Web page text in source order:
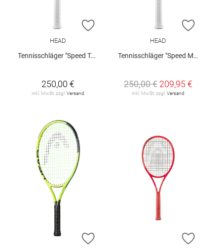
ZUR WUNSCHLISTE HINZUFÜGEN
HEAD
Tennisschläger "Speed Team 2026"
250,00 €
inkl. MwSt. zzgl. Versand
ZUR
HEAD
Tennisschläger "Speed MP L 2026"
250,00 € 209,95 €
inkl. MwSt. zzgl. Versand
ZUR WUNSCHLISTE HINZUFÜGEN
ZUR